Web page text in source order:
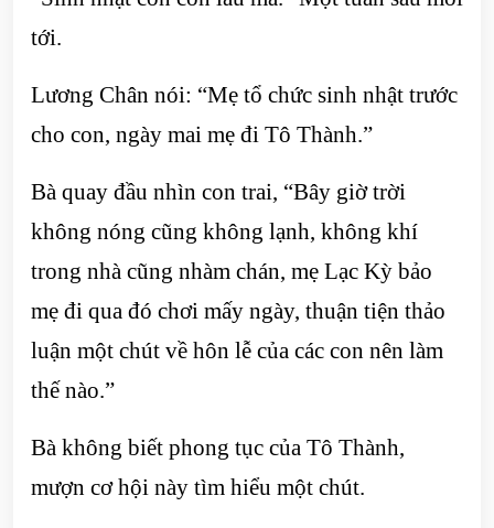
tới.
Lương Chân nói: “Mẹ tổ chức sinh nhật trước
cho con, ngày mai mẹ đi Tô Thành.”
Bà quay đầu nhìn con trai, “Bây giờ trời
không nóng cũng không lạnh, không khí
trong nhà cũng nhàm chán, mẹ Lạc Kỳ bảo
mẹ đi qua đó chơi mấy ngày, thuận tiện thảo
luận một chút về hôn lễ của các con nên làm
thế nào.”
Bà không biết phong tục của Tô Thành,
mượn cơ hội này tìm hiểu một chút.